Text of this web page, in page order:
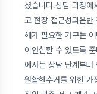
셨습니다.상담 과정에
고 현장 접근성과운반
해가 필요한 가구는
이안심할 수 있도록
에서는 상담 단계부터
원활한수거를 위한 가